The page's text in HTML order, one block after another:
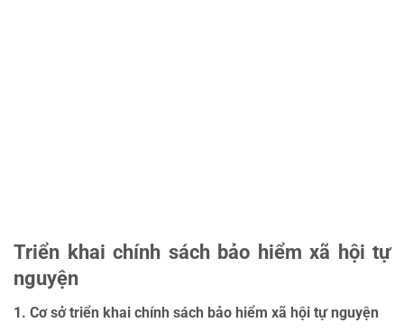
Triển khai chính sách bảo hiểm xã hội tự
nguyện
1. Cơsởtriển khai chính sách bảo hiểm xã hội tựnguyện